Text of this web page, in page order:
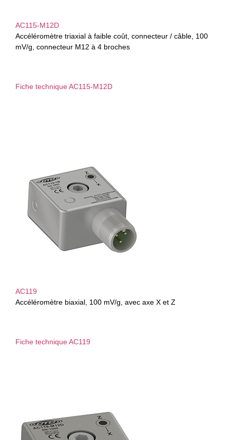
AC115-M12D
Accéléromètre triaxial à faible coût, connecteur / câble, 100
mV/g, connecteur M12 à 4 broches
Fiche technique AC115-M12D
AC119
Accéléromètre biaxial, 100 mV/g, avec axe X et Z
Fiche technique AC119